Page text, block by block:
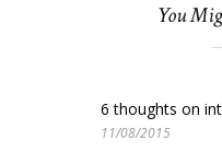
You
6 thoughts on
11/08/2015